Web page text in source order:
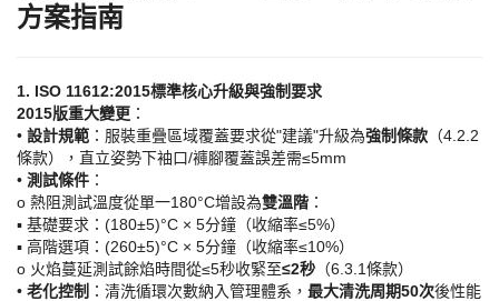
方案指南​
1. ISO 11612:2015標準核心升級與強制要求​
​2015版重大變更​ ​：
• ​ ​設計規範​ ​：服裝重疊區域覆蓋要求從"建議"升級為​​強制條款​ ​（4.2.2
條款），直立姿勢下袖口/褲腳覆蓋誤差需≤5mm
• ​ ​測試條件​ ​：
o 熱阻測試溫度從單一180°C增設為​​雙溫階​ ​：
▪ 基礎要求：(180±5)°C × 5分鐘（收縮率≤5%）
▪ 高階選項：(260±5)°C × 5分鐘（收縮率≤10%）
o 火焰蔓延測試餘焰時間從≤5秒收緊至​​≤2秒​ ​（6.3.1條款）
• ​ ​老化控制​ ​：清洗循環次數納入管理體系，​ ​最大清洗周期50次​​後性能